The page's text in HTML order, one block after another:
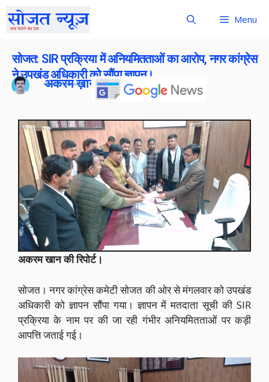
Menu
सोजत: SIR प्रक्रिया में अनियमितताओं का आरोप, नगर कांग्रेस
ने उपखंड अधिकारी को सौंपा ज्ञापन।
अकरम ख़ान
Publish On:15 January 2026
अकरम खान की रिपोर्ट।
सोजत। नगर कांग्रेस कमेटी सोजत की ओर से मंगलवार को उपखंड
अधिकारी को ज्ञापन सौंपा गया। ज्ञापन में मतदाता सूची की SIR
प्रक्रिया के नाम पर की जा रही गंभीर अनियमितताओं पर कड़ी
आपत्ति जताई गई।